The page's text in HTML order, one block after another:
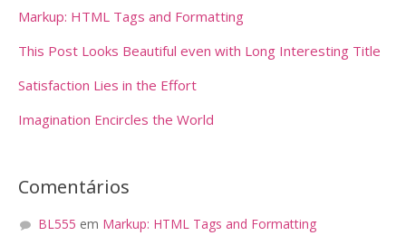
Markup: HTML Tags and Formatting
This Post Looks Beautiful even with Long Interesting Title
Satisfaction Lies in the Effort
Imagination Encircles the World
Comentários
BL555 em Markup: HTML Tags and Formatting